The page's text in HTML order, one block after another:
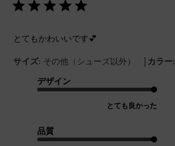
とてもかわいいです💕
サイズ: その他（シューズ以外） | カラー:
デザイン
とても良かった
品質